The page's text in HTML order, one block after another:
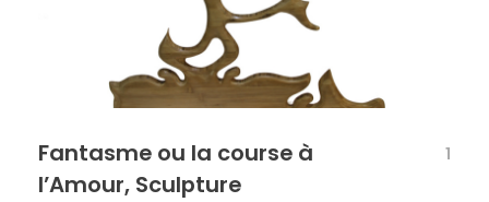
Fantasme ou la course à
l’Amour, Sculpture
1